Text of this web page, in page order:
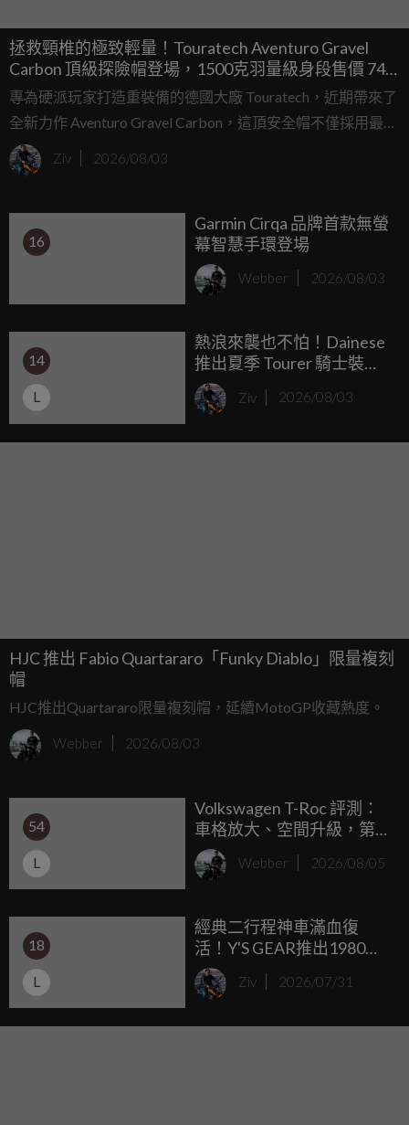
拯救頸椎的極致輕量！Touratech Aventuro Gravel
Carbon 頂級探險帽登場，1500克羽量級身段售價 749
歐元
專為硬派玩家打造重裝備的德國大廠 Touratech，近期帶來了
全新力作 Aventuro Gravel Carbon，這頂安全帽不僅採用最頂
尖的材料科技，更以極致的輕量化與多變機能，誓言成為你
長途征戰的最佳戰友。
Ziv 2026/08/03
16
Garmin Cirqa 品牌首款無螢
幕智慧手環登場
Webber 2026/08/03
14
L
熱浪來襲也不怕！Dainese
推出夏季 Tourer 騎士裝備
與長途抗熱攻略
Ziv 2026/08/03
HJC 推出 Fabio Quartararo「Funky Diablo」限量複刻
帽
HJC推出Quartararo限量複刻帽，延續MotoGP收藏熱度。
Webber 2026/08/03
54
L
Volkswagen T-Roc 評測：
車格放大、空間升級，第
二代小休旅更成熟也更科
技
Webber 2026/08/05
18
L
經典二行程神車滿血復
活！Y'S GEAR推出1980年
YAMAHA RZ250復刻外裝
套件
Ziv 2026/07/31